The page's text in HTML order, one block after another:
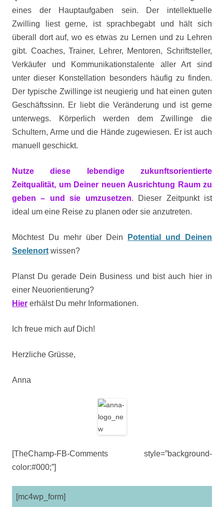
eines der Hauptaufgaben sein. Der intellektuelle
Zwilling liest gerne, ist sprachbegabt und hält sich
überall dort auf, wo es etwas zu Lernen und zu Lehren
gibt. Coaches, Trainer, Lehrer, Mentoren, Schriftsteller,
Verkäufer und Kommunikationstalente aller Art sind
unter dieser Konstellation besonders häufig zu finden.
Der typische Zwillinge ist neugierig und hat einen guten
Geschäftssinn. Er liebt die Veränderung und ist gerne
unterwegs. Körperlich werden dem Zwillinge die
Schultern, Arme und die Hände zugewiesen. Er ist auch
manuell geschickt.
Nutze diese lebendige zukunftsorientierte
Zeitqualität, um Deiner neuen Ausrichtung Raum zu
geben – und sie umzusetzen. Dieser Zeitpunkt ist
ideal um eine Reise zu planen oder sie anzutreten.
Möchtest Du mehr über Dein
Potential und Deinen
Seelenort wissen?
Planst Du gerade Dein Business und bist auch hier in
einer Neuorientierung?
Hier erhälst Du mehr Informationen.
Ich freue mich auf Dich!
Herzliche Grüsse,
Anna
[TheChamp-FB-Comments style=”background-
color:#000;”]
[mc4wp_form]